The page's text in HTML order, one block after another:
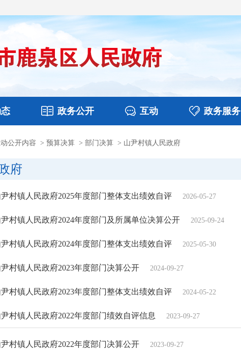
泉要闻 图片新闻 视频播报
政务公开
件 财政预决算
互动
政务咨询
政务服务
涉企收费目录清单
公开内容 > 预算决算 > 部门决算 > 山尹村镇人民政府
府
村镇人民政府2025年度部门整体支出绩效自评 2026-05-27
村镇人民政府2024年度部门及所属单位决算公开 2025-09-24
村镇人民政府2024年度部门整体支出绩效自评 2025-05-30
村镇人民政府2023年度部门决算公开 2024-09-27
村镇人民政府2023年度部门整体支出绩效自评 2024-05-22
村镇人民政府2022年度部门绩效自评信息 2023-09-27
村镇人民政府2022年度部门决算公开 2023-09-27